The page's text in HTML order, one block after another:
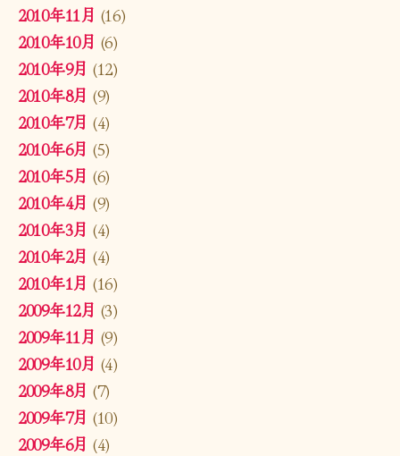
2010年11月 (16)
2010年10月 (6)
2010年9月 (12)
2010年8月 (9)
2010年7月 (4)
2010年6月 (5)
2010年5月 (6)
2010年4月 (9)
2010年3月 (4)
2010年2月 (4)
2010年1月 (16)
2009年12月 (3)
2009年11月 (9)
2009年10月 (4)
2009年8月 (7)
2009年7月 (10)
2009年6月 (4)